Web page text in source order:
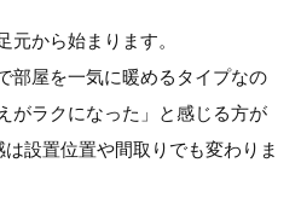
から始まります。
部屋を一気に暖めるタイプなの
がラクになった」と感じる方が
設置位置や間取りでも変わりま